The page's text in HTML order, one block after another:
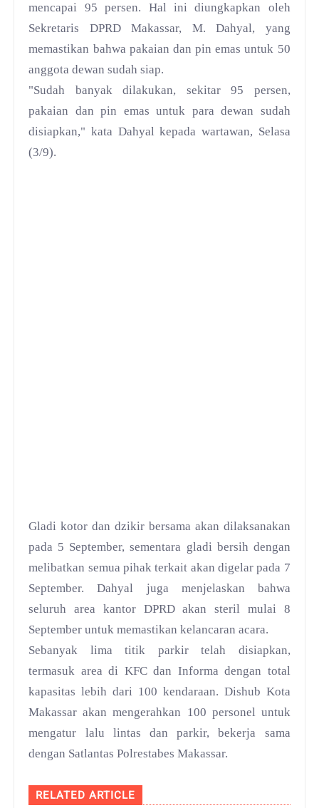
mencapai 95 persen. Hal ini diungkapkan oleh
Sekretaris DPRD Makassar, M. Dahyal, yang
memastikan bahwa pakaian dan pin emas untuk 50
anggota dewan sudah siap.
"Sudah banyak dilakukan, sekitar 95 persen,
pakaian dan pin emas untuk para dewan sudah
disiapkan," kata Dahyal kepada wartawan, Selasa
(3/9).
Gladi kotor dan dzikir bersama akan dilaksanakan
pada 5 September, sementara gladi bersih dengan
melibatkan semua pihak terkait akan digelar pada 7
September. Dahyal juga menjelaskan bahwa
seluruh area kantor DPRD akan steril mulai 8
September untuk memastikan kelancaran acara.
Sebanyak lima titik parkir telah disiapkan,
termasuk area di KFC dan Informa dengan total
kapasitas lebih dari 100 kendaraan. Dishub Kota
Makassar akan mengerahkan 100 personel untuk
mengatur lalu lintas dan parkir, bekerja sama
dengan Satlantas Polrestabes Makassar.
RELATED ARTICLE